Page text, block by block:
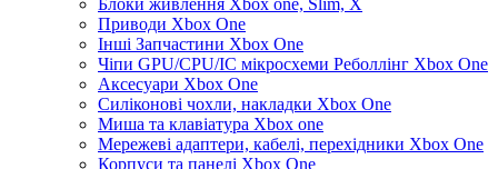
Приводи Xbox One
Інші Запчастини Xbox One
Чіпи GPU/CPU/IC мікросхеми Реболлінг Xbox One
Аксесуари Xbox One
Силіконові чохли, накладки Xbox One
Миша та клавіатура Xbox one
Мережеві адаптери, кабелі, перехідники Xbox One
Корпуси та панелі Xbox One